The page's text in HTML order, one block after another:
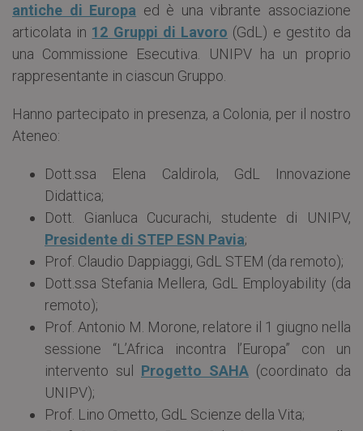
antiche di Europa ed è una vibrante associazione
articolata in 12 Gruppi di Lavoro (GdL) e gestito da
una Commissione Esecutiva. UNIPV ha un proprio
rappresentante in ciascun Gruppo.
Hanno partecipato in presenza, a Colonia, per il nostro
Ateneo:
Dott.ssa Elena Caldirola, GdL Innovazione
Didattica;
Dott. Gianluca Cucurachi, studente di UNIPV,
Presidente di STEP ESN Pavia;
Prof. Claudio Dappiaggi, GdL STEM (da remoto);
Dott.ssa Stefania Mellera, GdL Employability (da
remoto);
Prof. Antonio M. Morone, relatore il 1 giugno nella
sessione “L’Africa incontra l’Europa” con un
intervento sul Progetto SAHA (coordinato da
UNIPV);
Prof. Lino Ometto, GdL Scienze della Vita;